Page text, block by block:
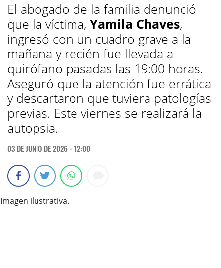
El abogado de la familia denunció
que la víctima, Yamila Chaves,
ingresó con un cuadro grave a la
mañana y recién fue llevada a
quirófano pasadas las 19:00 horas.
Aseguró que la atención fue errática
y descartaron que tuviera patologías
previas. Este viernes se realizará la
autopsia.
03 DE JUNIO DE 2026 - 12:00